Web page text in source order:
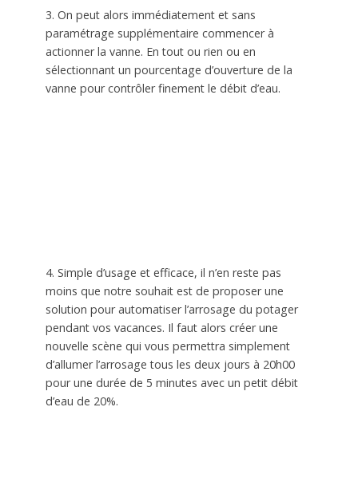
3. On peut alors immédiatement et sans
paramétrage supplémentaire commencer à
actionner la vanne. En tout ou rien ou en
sélectionnant un pourcentage d’ouverture de la
vanne pour contrôler finement le débit d’eau.
4. Simple d’usage et efficace, il n’en reste pas
moins que notre souhait est de proposer une
solution pour automatiser l’arrosage du potager
pendant vos vacances. Il faut alors créer une
nouvelle scène qui vous permettra simplement
d’allumer l’arrosage tous les deux jours à 20h00
pour une durée de 5 minutes avec un petit débit
d’eau de 20%.